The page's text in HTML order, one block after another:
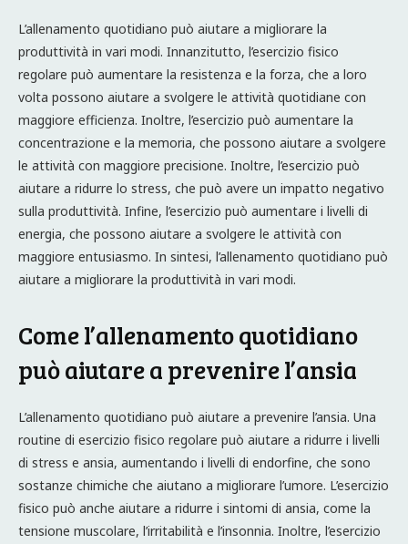
L’allenamento quotidiano può aiutare a migliorare la
produttività in vari modi. Innanzitutto, l’esercizio fisico
regolare può aumentare la resistenza e la forza, che a loro
volta possono aiutare a svolgere le attività quotidiane con
maggiore efficienza. Inoltre, l’esercizio può aumentare la
concentrazione e la memoria, che possono aiutare a svolgere
le attività con maggiore precisione. Inoltre, l’esercizio può
aiutare a ridurre lo stress, che può avere un impatto negativo
sulla produttività. Infine, l’esercizio può aumentare i livelli di
energia, che possono aiutare a svolgere le attività con
maggiore entusiasmo. In sintesi, l’allenamento quotidiano può
aiutare a migliorare la produttività in vari modi.
Come l’allenamento quotidiano
può aiutare a prevenire l’ansia
L’allenamento quotidiano può aiutare a prevenire l’ansia. Una
routine di esercizio fisico regolare può aiutare a ridurre i livelli
di stress e ansia, aumentando i livelli di endorfine, che sono
sostanze chimiche che aiutano a migliorare l’umore. L’esercizio
fisico può anche aiutare a ridurre i sintomi di ansia, come la
tensione muscolare, l’irritabilità e l’insonnia. Inoltre, l’esercizio